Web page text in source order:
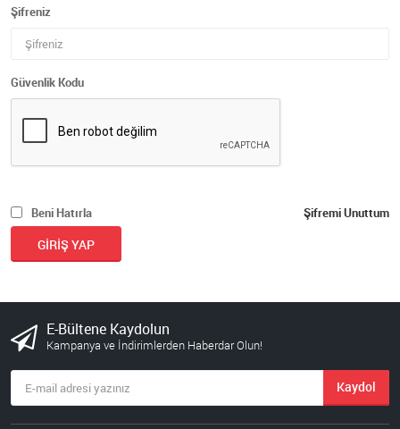
Şifreniz
Güvenlik Kodu
Beni Hatırla Şifremi Unuttum
GIRIŞ YAP
E-Bültene Kaydolun
Kampanya ve İndirimlerden Haberdar Olun!
Kaydol